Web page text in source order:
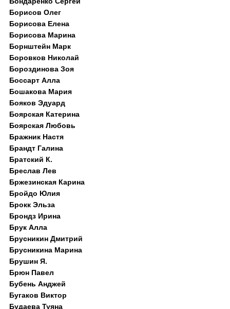
Борисов Олег
Борисова Елена
Борисова Марина
Борнштейн Марк
Боровков Николай
Бороздинова Зоя
Боссарт Алла
Бошакова Мария
Бояков Эдуард
Боярская Катерина
Боярская Любовь
Бражник Настя
Брандт Галина
Братский К.
Бреслав Лев
Бржезинская Карина
Бройдо Юлия
Брокк Эльза
Брондз Ирина
Брук Алла
Брусникин Дмитрий
Брусникина Марина
Брушин Я.
Брюн Павел
Бубень Анджей
Бугаков Виктор
Будаева Туяна